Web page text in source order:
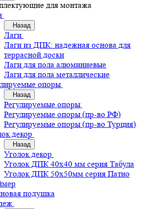
для монтажа
Назад
Лаги
Лаги из ДПК: надежная основа для
террасной доски
Лаги для пола алюминиевые
Лаги для пола металлические
опоры
Назад
Регулируемые опоры
Регулируемые опоры (пр-во РФ)
Регулируемые опоры (пр-во Турция)
декор
Назад
Уголок декор
Уголок ДПК 40х40 мм серия Табула
Уголок ДПК 50х50мм серия Патио
подушка